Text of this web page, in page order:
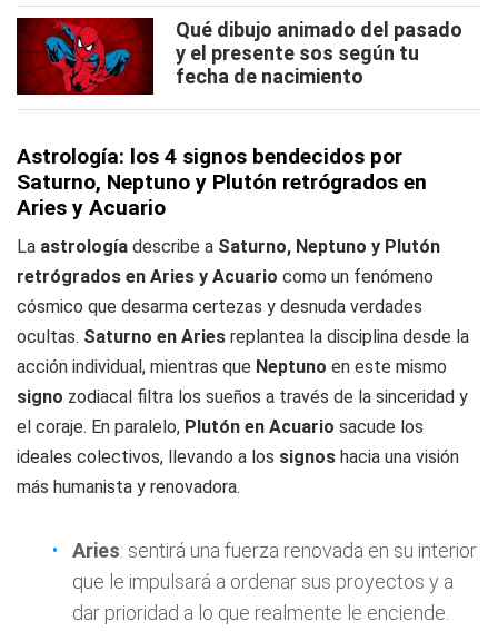
Qué dibujo animado del pasado
y el presente sos según tu
fecha de nacimiento
Astrología: los 4 signos bendecidos por
Saturno, Neptuno y Plutón retrógrados en
Aries y Acuario
La astrología describe a Saturno, Neptuno y Plutón
retrógrados en Aries y Acuario como un fenómeno
cósmico que desarma certezas y desnuda verdades
ocultas. Saturno en Aries replantea la disciplina desde la
acción individual, mientras que Neptuno en este mismo
signo zodiacal filtra los sueños a través de la sinceridad y
el coraje. En paralelo, Plutón en Acuario sacude los
ideales colectivos, llevando a los signos hacia una visión
más humanista y renovadora.
Aries: sentirá una fuerza renovada en su interior
que le impulsará a ordenar sus proyectos y a
dar prioridad a lo que realmente le enciende.